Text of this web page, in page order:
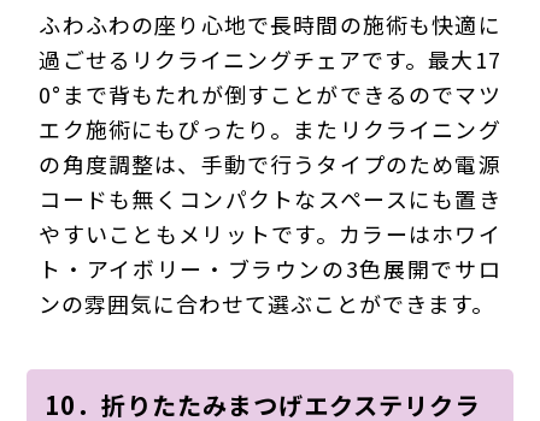
ふわふわの座り心地で長時間の施術も快適に
過ごせるリクライニングチェアです。最大17
0°まで背もたれが倒すことができるのでマツ
エク施術にもぴったり。またリクライニング
の角度調整は、手動で行うタイプのため電源
コードも無くコンパクトなスペースにも置き
やすいこともメリットです。カラーはホワイ
ト・アイボリー・ブラウンの3色展開でサロ
ンの雰囲気に合わせて選ぶことができます。
10．折りたたみまつげエクステリクラ